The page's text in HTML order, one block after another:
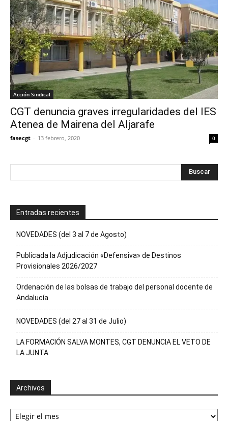
Acción Sindical
CGT denuncia graves irregularidades del IES
Atenea de Mairena del Aljarafe
fasecgt - 13 febrero, 2020 0
Entradas recientes
NOVEDADES (del 3 al 7 de Agosto)
Publicada la Adjudicación «Defensiva» de Destinos
Provisionales 2026/2027
Ordenación de las bolsas de trabajo del personal docente de
Andalucía
NOVEDADES (del 27 al 31 de Julio)
LA FORMACIÓN SALVA MONTES, CGT DENUNCIA EL VETO DE
LA JUNTA
Archivos
Archivos